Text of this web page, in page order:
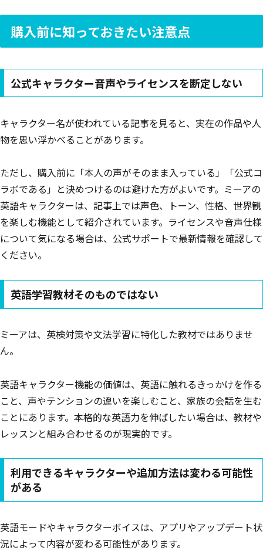
購入前に知っておきたい注意点
公式キャラクター音声やライセンスを断定しない
キャラクター名が使われている記事を見ると、実在の作品や人
物を思い浮かべることがあります。
ただし、購入前に「本人の声がそのまま入っている」「公式コ
ラボである」と決めつけるのは避けた方がよいです。ミーアの
英語キャラクターは、記事上では声色、トーン、性格、世界観
を楽しむ機能として紹介されています。ライセンスや音声仕様
について気になる場合は、公式サポートで最新情報を確認して
ください。
英語学習教材そのものではない
ミーアは、英検対策や文法学習に特化した教材ではありませ
ん。
英語キャラクター機能の価値は、英語に触れるきっかけを作る
こと、声やテンションの違いを楽しむこと、家族の会話を生む
ことにあります。本格的な英語力を伸ばしたい場合は、教材や
レッスンと組み合わせるのが現実的です。
利用できるキャラクターや追加方法は変わる可能性
がある
英語モードやキャラクターボイスは、アプリやアップデート状
況によって内容が変わる可能性があります。